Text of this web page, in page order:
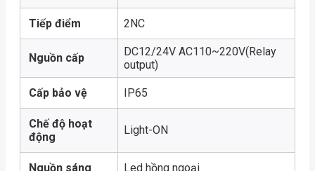
Tiếp điểm 2NC
Nguồn cấp
DC12/24V AC110~220V(Relay
output)
Cấp bảo vệ IP65
Chế độ hoạt
động
Light-ON
Nguồn sáng Led hồng ngoại